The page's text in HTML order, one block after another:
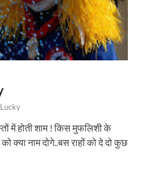
में होती शाम ! किस मुफलिशी के
क्या नाम दोगे..बस राहों को दे दो कुछ